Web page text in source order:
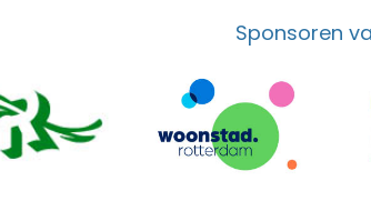
Sponsoren